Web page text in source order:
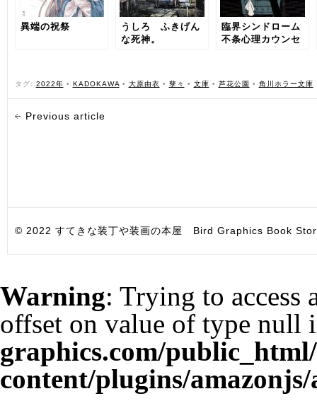
異端の祝祭
うしろ ふきげん
な死神。
臨界シンドローム
不条心理カウンセ
タグ: 2022年 • KADOKAWA • 大原由衣 • 孳々 • 文庫 • 芦花公園 • 角川ホラー文庫
Previous article
© 2022 すてきな装丁や装画の本屋 Bird Graphics Book
Warning: Trying to access
offset on value of type null
graphics.com/
content/plugins/